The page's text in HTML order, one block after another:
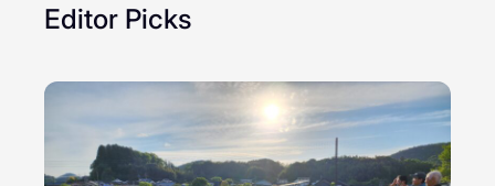
Editor Picks